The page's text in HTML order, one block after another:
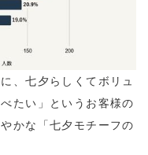
、七夕らしくてボリュ
たい」というお客様の
かな「七夕モチーフの